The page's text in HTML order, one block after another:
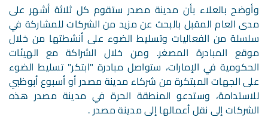
وأوضح بالعلاء بأن مدينة مصدر ستقوم كل ثلاثة أشهر على
مدى العام المقبل بالبحث عن مزيد من الشركات للمشاركة في
سلسلة من الفعاليات وتسليط الضوء على أنشطتها من خلال
موقع المبادرة المصغر. ومن خلال الشراكة مع الهيئات
الحكومية في الإمارات، ستواصل مبادرة "ابتكر" تسليط الضوء
على الجهات المبتكرة من شركاء مدينة مصدر أو أسبوع أبوظبي
للاستدامة، وستدعو المنطقة الحرة في مدينة مصدر هذه
الشركات إلى نقل أعمالها إلى مدينة مصدر .